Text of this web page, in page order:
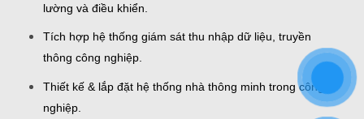
lường và điều khiển.
Tích hợp hệ thống giám sát thu nhập dữ liệu, truyền
thông công nghiệp.
Thiết kế & lắp đặt hệ thống nhà thông minh trong công
nghiệp.